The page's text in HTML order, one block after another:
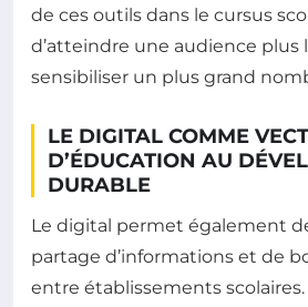
de ces outils dans le cursus
d’atteindre une audience plus
sensibiliser un plus grand
LE DIGITAL COMME
D’ÉDUCATION AU
DURABLE
Le digital permet également
partage d’informations et de
entre établissements